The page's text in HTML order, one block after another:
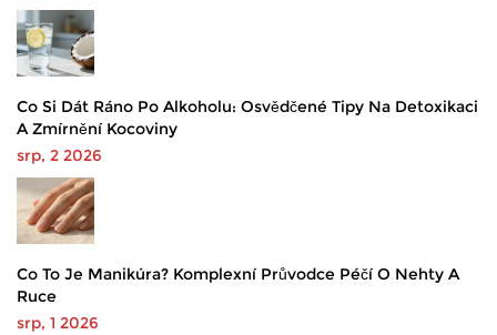
Co Si Dát Ráno Po Alkoholu: Osvědčené Tipy Na Detoxikaci
A Zmírnění Kocoviny
srp, 2 2026
Co To Je Manikúra? Komplexní Průvodce Péčí O Nehty A
Ruce
srp, 1 2026